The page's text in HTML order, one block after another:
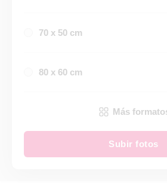
70 x 50 cm
80 x 60 cm
Más
Subir fotos